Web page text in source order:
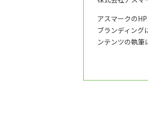
アスマークの
ブランディング
ンテンツの執筆